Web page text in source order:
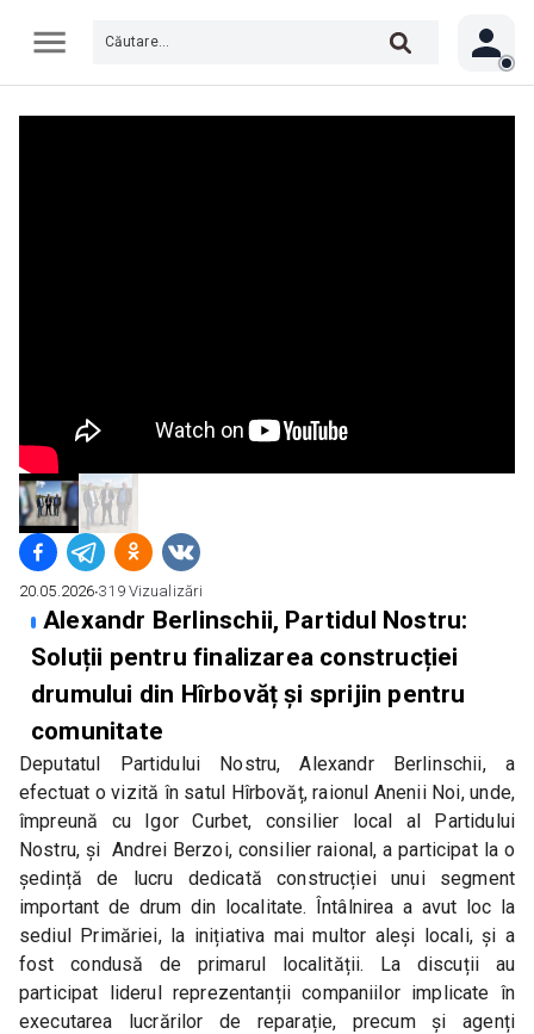
Alexandr Berlinschii, Partidul Nostru:
Soluții pentru finalizarea construcției
drumului din Hîrbovăț și sprijin pentru
comunitate
20.05.2026∙319 Vizualizări
Deputatul Partidului Nostru, Alexandr Berlinschii, a
efectuat o vizită în satul Hîrbovăț, raionul Anenii Noi, unde,
împreună cu Igor Curbet, consilier local al Partidului
Nostru, și  Andrei Berzoi, consilier raional, a participat la o
ședință de lucru dedicată construcției unui segment
important de drum din localitate. Întâlnirea a avut loc la
sediul Primăriei, la inițiativa mai multor aleși locali, și a
fost condusă de primarul localității. La discuții au
participat liderul reprezentanții companiilor implicate în
executarea lucrărilor de reparație, precum și agenți